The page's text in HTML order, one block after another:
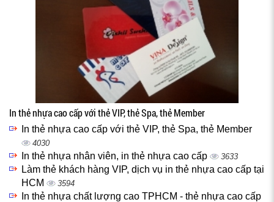
In thẻ nhựa cao cấp với thẻ VIP, thẻ Spa, thẻ Member
In thẻ nhựa cao cấp với thẻ VIP, thẻ Spa, thẻ Member
4030
In thẻ nhựa nhân viên, in thẻ nhựa cao cấp 3633
Làm thẻ khách hàng VIP, dịch vụ in thẻ nhựa cao cấp tại
HCM
3594
In thẻ nhựa chất lượng cao TPHCM - thẻ nhựa cao cấp